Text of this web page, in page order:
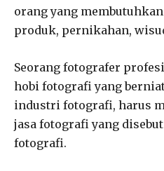
orang yang
produk, pernikahan,
Seorang fotografer
hobi fotografi yang
industri fotografi, harus
jasa fotografi yang
fotografi.